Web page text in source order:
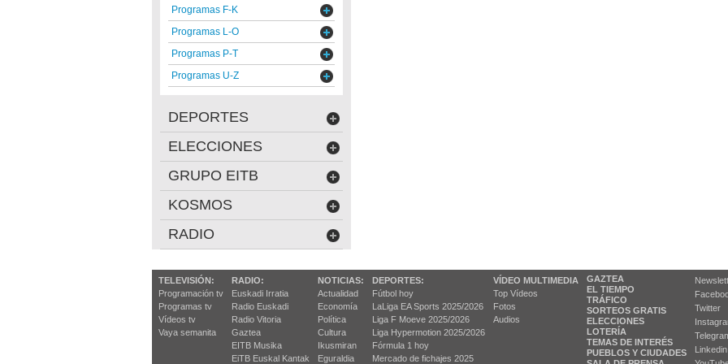
Programas F-K
Programas L-O
Programas P-T
Programas U-Z
DEPORTES
ELECCIONES
GRUPO EITB
KOSMOS
RADIO
TELEVISIÓN:
Programación tv
Programas tv
Vídeos tv
Vaya semanita
RADIO:
Euskadi Irratia
Radio Euskadi
Radio Vitoria
Gaztea
EITB Musika
EiTB Euskal Kantak
NOTICIAS:
Actualidad
Economía
Política
Cultura
Ikusmiran
Eguraldia
DEPORTES:
Fútbol hoy
LaLiga EA Sports 2025/2026
Liga F Moeve 2025/2026
Liga Hypermotion 2025/2026
Fórmula 1 hoy
Mercado de fichajes 2025
VÍDEO MULTIMEDIA
Top Vídeos
Fotos
Audios
GAZTEA
EL TIEMPO
TRÁFICO
SORTEOS GRATIS
ELECCIONES
LOTERÍA
TEMAS DE INTERÉS
PUEBLOS Y CIUDADES
Twitter
Linkedin